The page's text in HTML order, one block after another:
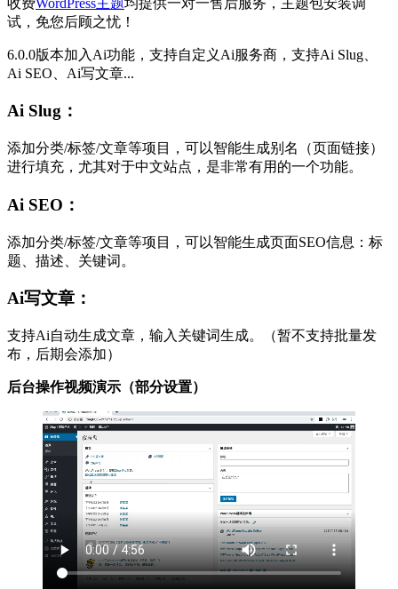
试，免您后顾之忧！
6.0.0版本加入Ai功能，支持自定义Ai服务商，支持Ai Slug、
Ai SEO、Ai写文章...
Ai Slug：
添加分类/标签/文章等项目，可以智能生成别名（页面链接）
进行填充，尤其对于中文站点，是非常有用的一个功能。
Ai SEO：
添加分类/标签/文章等项目，可以智能生成页面SEO信息：标
题、描述、关键词。
Ai写文章：
支持Ai自动生成文章，输入关键词生成。（暂不支持批量发
布，后期会添加）
后台操作视频演示（部分设置）